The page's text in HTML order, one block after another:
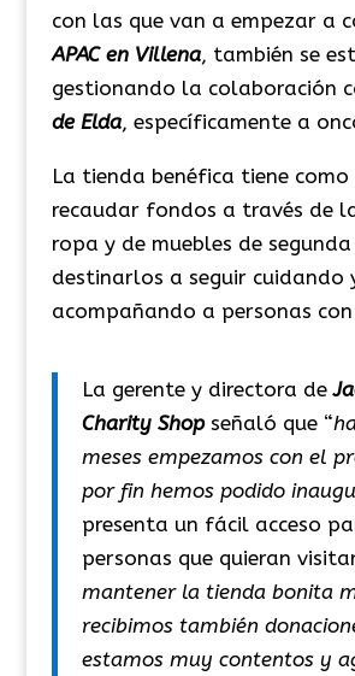
con las que van a empezar a
APAC en Villena, también se
gestionando la colaboración
de Elda, específicamente a
La tienda benéfica tiene
recaudar fondos a través de
ropa y de muebles de
destinarlos a seguir cuidando
acompañando a personas con
La gerente y directora de
Charity Shopseñaló que “
meses empezamos con el
por fin hemos podido
presenta un fácil acceso
personas que quieran
mantener la tienda bonita
recibimos también
estamos muy contentos y